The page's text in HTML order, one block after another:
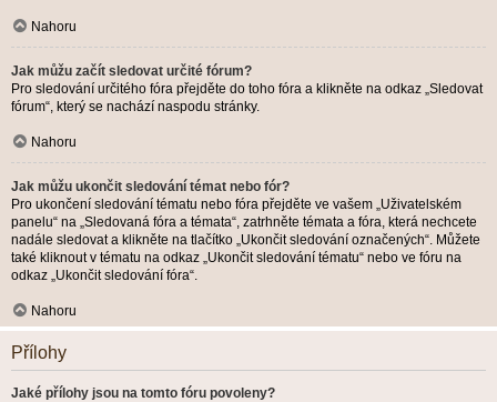
Nahoru
Jak můžu začít sledovat určité fórum?
Pro sledování určitého fóra přejděte do toho fóra a klikněte na odkaz „Sledovat
fórum“, který se nachází naspodu stránky.
Nahoru
Jak můžu ukončit sledování témat nebo fór?
Pro ukončení sledování tématu nebo fóra přejděte ve vašem „Uživatelském
panelu“ na „Sledovaná fóra a témata“, zatrhněte témata a fóra, která nechcete
nadále sledovat a klikněte na tlačítko „Ukončit sledování označených“. Můžete
také kliknout v tématu na odkaz „Ukončit sledování tématu“ nebo ve fóru na
odkaz „Ukončit sledování fóra“.
Nahoru
Přílohy
Jaké přílohy jsou na tomto fóru povoleny?